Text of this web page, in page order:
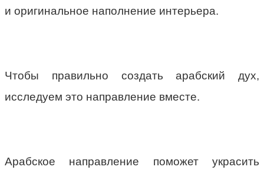
и оригинальное наполнение интерьера.
Чтобы правильно создать арабский дух,
исследуем это направление вместе.
Арабское направление поможет украсить